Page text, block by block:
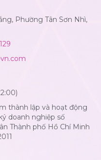
Phường Tân Sơn Nhì,
thành lập và hoạt động
doanh nghiệp số
Thành phố Hồ Chí Minh